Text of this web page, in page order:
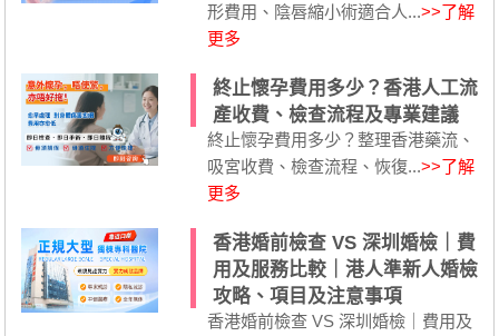
形費用、陰唇縮小術適合人...>>了解
更多
終止懷孕費用多少？香港人工流
產收費、檢查流程及專業建議
終止懷孕費用多少？整理香港藥流、
吸宮收費、檢查流程、恢復...>>了解
更多
香港婚前檢查 VS 深圳婚檢｜費
用及服務比較｜港人準新人婚檢
攻略、項目及注意事項
香港婚前檢查 VS 深圳婚檢｜費用及